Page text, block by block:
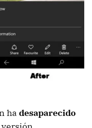
ha desaparecido